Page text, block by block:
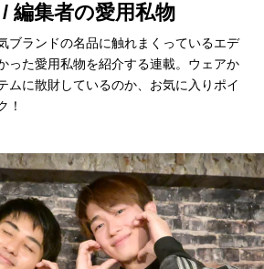
編集者の愛用私物
ブランドの名品に触れまくっているエデ
った愛用私物を紹介する連載。ウェアか
ムに散財しているのか、お気に入りポイ
！